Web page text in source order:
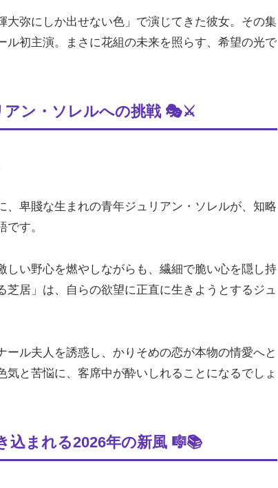
弥にしか出せない色」で演じてきた彼女。その集
初主演。まさに花組の未来を照らす、希望の光で
アン・ソレルへの挑戦 🎭⚔️
卑賤な生まれの青年ジュリアン・ソレルが、知略
す。
い野心を燃やしながらも、繊細で脆い心を隠し持
居」は、自らの欲望に正直に生きようとするジュ
ル夫人を誘惑し、かりそめの恋が本物の情愛へと
と苦悩に、客席中が酔いしれることになるでしょ
込まれる2026年の新風 🎼📚